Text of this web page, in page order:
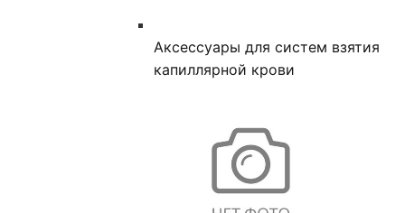
Аксессуары для систем взятия
капиллярной крови